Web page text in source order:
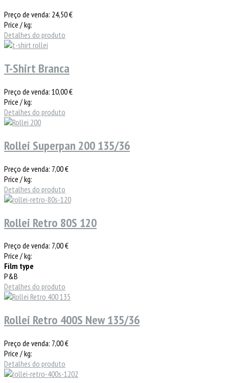
Preço de venda: 24,50 €
Price / kg:
Detalhes do produto
T-Shirt Branca
Preço de venda: 10,00 €
Price / kg:
Detalhes do produto
Rollei Superpan 200 135/36
Preço de venda: 7,00 €
Price / kg:
Detalhes do produto
Rollei Retro 80S 120
Preço de venda: 7,00 €
Price / kg:
Film type
P&B
Detalhes do produto
Rollei Retro 400S New 135/36
Preço de venda: 7,00 €
Price / kg:
Detalhes do produto